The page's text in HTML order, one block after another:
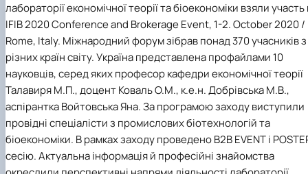
лабораторії економічної теорії та біоекономіки взяли участь
IFIB 2020 Conference and Brokerage Event, 1-2. October 2020 /
Rome, Italy. Міжнародний форум зібрав понад 370 учасників з
різних країн світу. Україна представлена профайлами 10
науковців, серед яких професор кафедри економічної теорії
Талавиря М.П., доцент Коваль О.М., к.е.н. Добрівська М.В.,
аспірантка Войтовська Яна. За програмою заходу виступили
провідні спеціалісти з промислових біотехнологій та
біоекономіки. В рамках заходу проведено B2B EVENT і
сесію. Актуальна інформація й професійні знайомства